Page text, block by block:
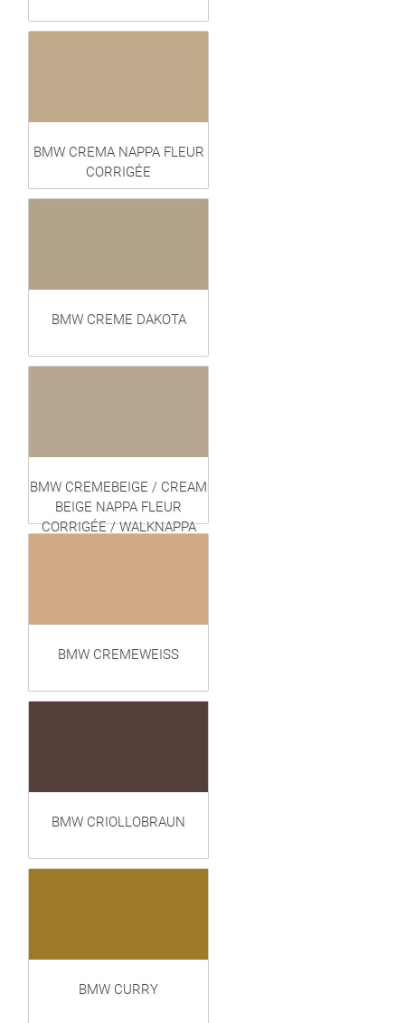
BMW CREMA NAPPA FLEUR
CORRIGÉE
BMW CREME DAKOTA
BMW CREMEBEIGE / CREAM
BEIGE NAPPA FLEUR
CORRIGÉE / WALKNAPPA
BMW CREMEWEISS
BMW CRIOLLOBRAUN
BMW CURRY